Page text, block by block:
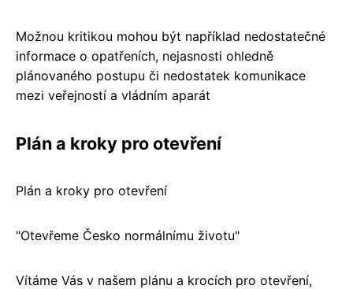
Možnou kritikou mohou být například nedostatečné
informace o opatřeních, nejasnosti ohledně
plánovaného postupu či nedostatek komunikace
mezi veřejností a vládním aparát
Plán a kroky pro otevření
Plán a kroky pro otevření
"Otevřeme Česko normálnímu životu"
Vítáme Vás v našem plánu a krocích pro otevření,